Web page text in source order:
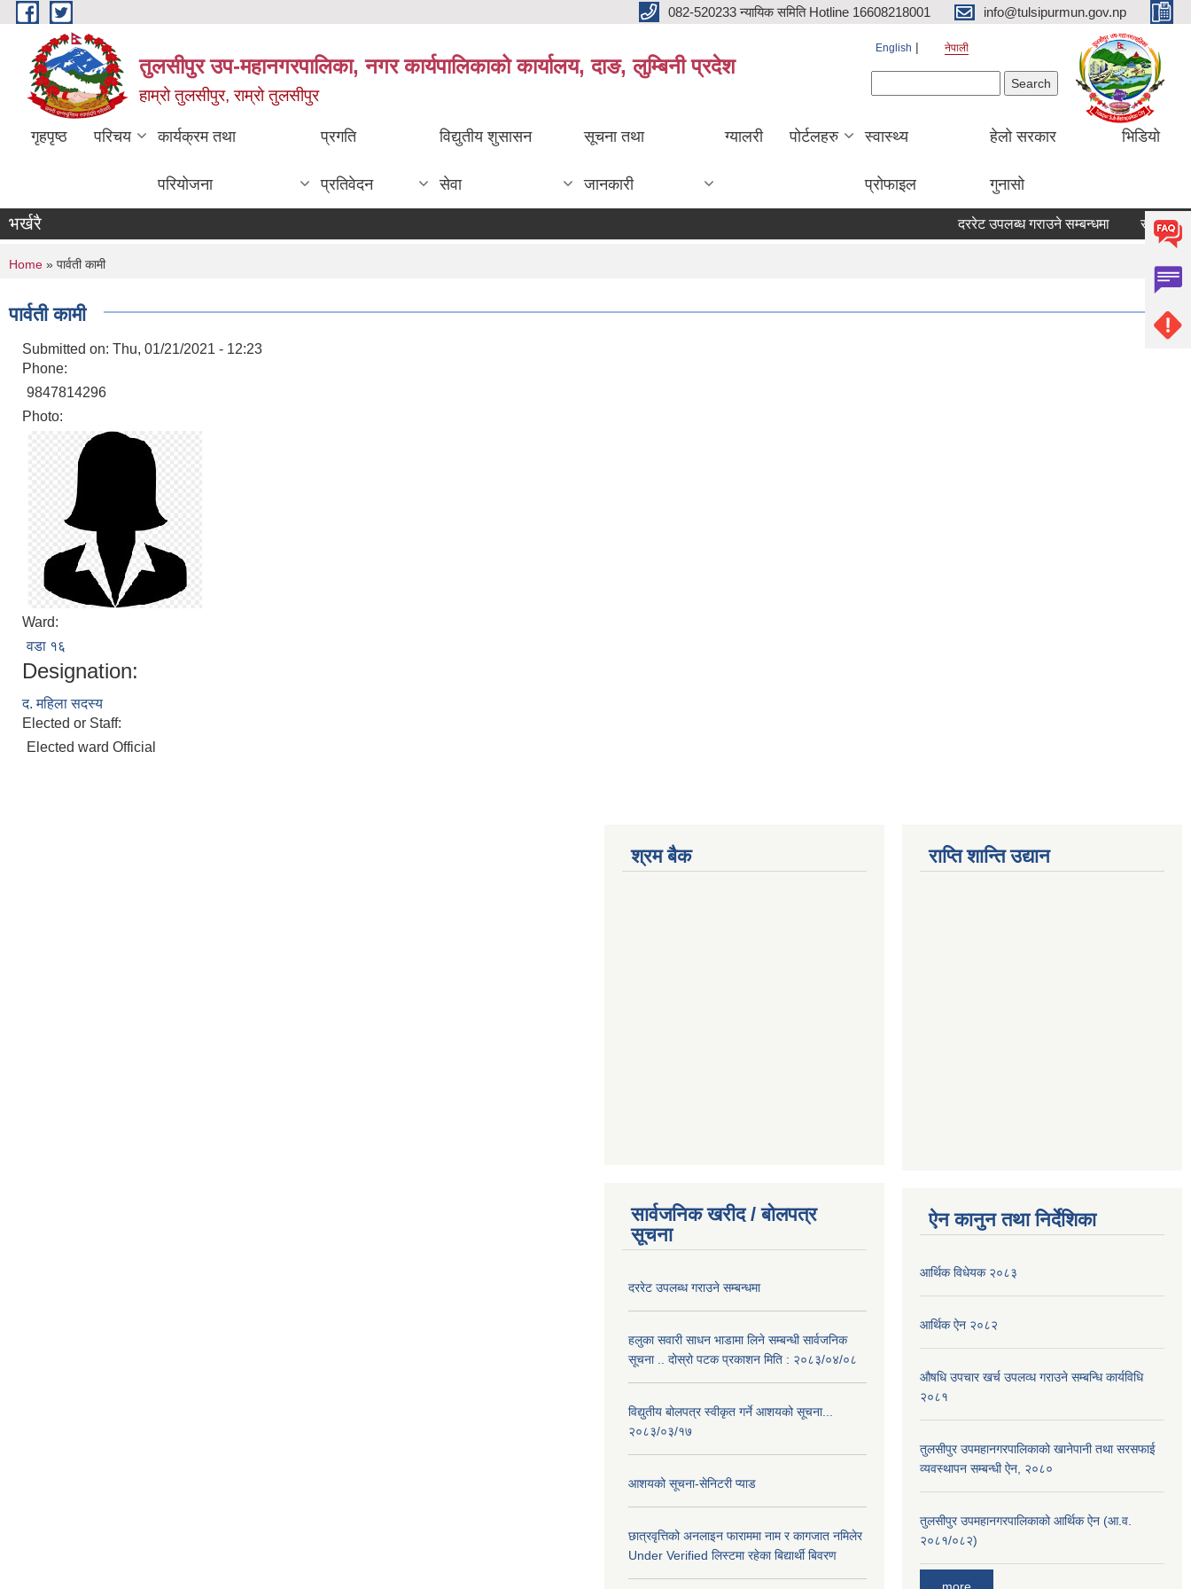
Skip to main content 082-520233 न्यायिक समिति Hotline 16608218001 info@tulsipurmun.gov.np
तुलसीपुर उप-महानगरपालिका, नगर कार्यपालिकाको कार्यालय, दाङ, लुम्बिनी प्रदेश
हाम्रो तुलसीपुर, राम्रो तुलसीपुर
English नेपाली
गृहपृष्ठ परिचय कार्यक्रम तथा
परियोजना
प्रगति
प्रतिवेदन
विद्युतीय शुसासन
सेवा
सूचना तथा
जानकारी
ग्यालरी पोर्टलहरु स्वास्थ्य
प्रोफाइल
हेलो सरकार
गुनासो
भिडियो
भर्खरै दररेट उपलब्ध गराउने सम्बन्धमा सरुवा
You are here
Home » पार्वती कामी
पार्वती कामी
Submitted on: Thu, 01/21/2021 - 12:23
Phone:
9847814296
Photo:
Ward:
वडा १६
Designation:
द. महिला सदस्य
Elected or Staff:
Elected ward Official
श्रम बैक
सार्वजनिक खरीद / बोलपत्र
सूचना
दररेट उपलब्ध गराउने सम्बन्धमा
हलुका सवारी साधन भाडामा लिने सम्बन्धी सार्वजनिक
सूचना .. दोस्रो पटक प्रकाशन मिति : २०८३/०४/०८
विद्युतीय बोलपत्र स्वीकृत गर्ने आशयको सूचना...
२०८३/०३/१७
आशयको सूचना-सेनिटरी प्याड
छात्रवृत्तिको अनलाइन फाराममा नाम र कागजात नमिलेर
Under Verified लिस्टमा रहेका बिद्यार्थी बिवरण
राप्ति शान्ति उद्यान
ऐन कानुन तथा निर्देशिका
आर्थिक विधेयक २०८३
आर्थिक ऐन २०८२
औषधि उपचार खर्च उपलव्ध गराउने सम्बन्धि कार्यविधि
२०८१
तुलसीपुर उपमहानगरपालिकाको खानेपानी तथा सरसफाई
व्यवस्थापन सम्बन्धी ऐन, २०८०
तुलसीपुर उपमहानगरपालिकाको आर्थिक ऐन (आ.व.
२०८१/०८२)